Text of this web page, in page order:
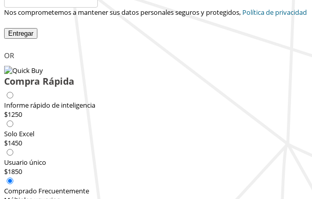
Nos comprometemos a mantener sus datos personales seguros y protegidos, Política de privacidad
Entregar
OR
Compra Rápida
Informe rápido de inteligencia
$1250
Solo Excel
$1450
Usuario único
$1850
Comprado Frecuentemente